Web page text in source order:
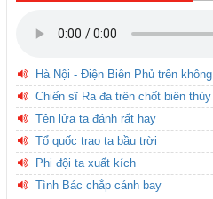
Hà Nội - Điện Biên Phủ trên không
Chiến sĩ Ra đa trên chốt biên thùy
Tên lửa ta đánh rất hay
Tổ quốc trao ta bầu trời
Phi đội ta xuất kích
Tình Bác chắp cánh bay